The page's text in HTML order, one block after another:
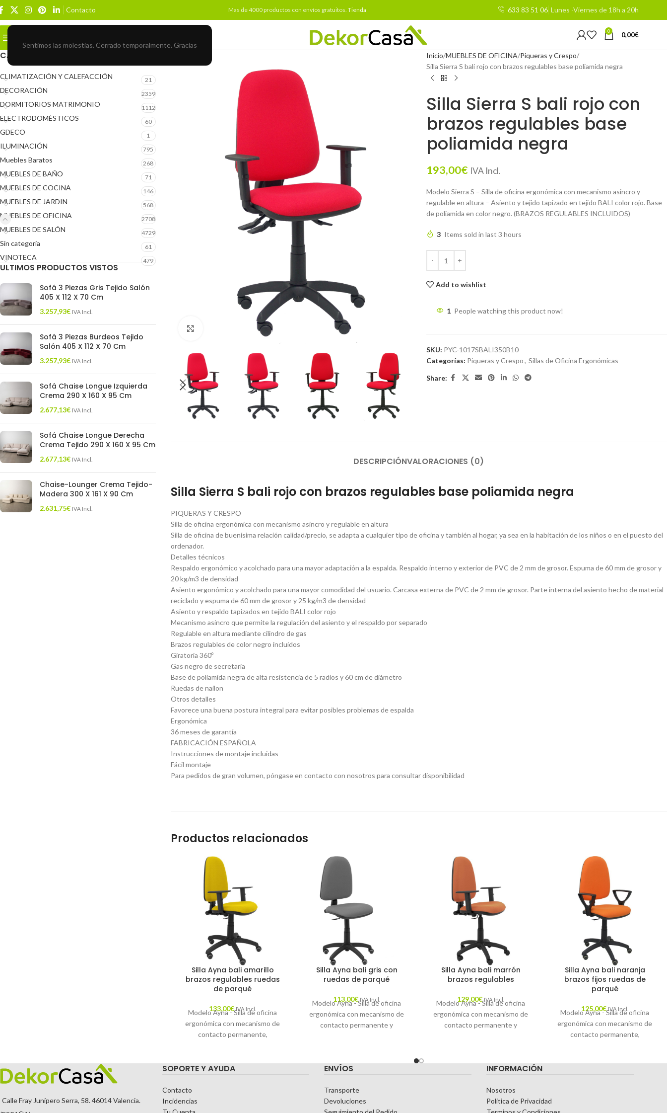
Sentimos las molestias. Cerrado temporalmente. Gracias
Contacto Mas de 4000 productos con envíos gratuitos. Tienda 633 83 51 06 Lunes -Viernes de 18h a 20h
0 0,00€
CATEGORÍAS DEL PRODUCTO
CLIMATIZACIÓN Y CALEFACCIÓN 21
DECORACIÓN 2359
DORMITORIOS MATRIMONIO 1112
ELECTRODOMÉSTICOS 60
GDECO 1
ILUMINACIÓN 795
Muebles Baratos 268
MUEBLES DE BAÑO 71
MUEBLES DE COCINA 146
MUEBLES DE JARDIN 568
MUEBLES DE OFICINA 2708
MUEBLES DE SALÓN 4729
Sin categoría 61
VINOTECA 479
ULTIMOS PRODUCTOS VISTOS
Sofá 3 Piezas Gris Tejido Salón
405 X 112 X 70 Cm
3.257,93€ IVA Incl.
Sofá 3 Piezas Burdeos Tejido
Salón 405 X 112 X 70 Cm
3.257,93€ IVA Incl.
Sofá Chaise Longue Izquierda
Crema 290 X 160 X 95 Cm
2.677,13€ IVA Incl.
Sofá Chaise Longue Derecha
Crema Tejido 290 X 160 X 95 Cm
2.677,13€ IVA Incl.
Chaise-Lounger Crema Tejido-
Madera 300 X 161 X 90 Cm
2.631,75€ IVA Incl.
Inicio MUEBLES DE OFICINA Piqueras y Crespo
Silla Sierra S bali rojo con brazos regulables base poliamida negra
Silla Sierra S bali rojo con
brazos regulables base
poliamida negra
193,00€ IVA Incl.
Modelo Sierra S – Silla de oficina ergonómica con mecanismo asincro y
regulable en altura – Asiento y tejido tapizado en tejido BALI color rojo. Base
de poliamida en color negro. (BRAZOS REGULABLES INCLUIDOS)
3 Items sold in last 3 hours
Add to wishlist
1 People watching this product now!
SKU: PYC-1017SBALI350B10
Categorías: Piqueras y Crespo, Sillas de Oficina Ergonómicas
Share:
DESCRIPCIÓNVALORACIONES (0)
Silla Sierra S bali rojo con brazos regulables base poliamida negra
PIQUERAS Y CRESPO
Silla de oficina ergonómica con mecanismo asincro y regulable en altura
Silla de oficina de buenísima relación calidad/precio, se adapta a cualquier tipo de oficina y también al hogar, ya sea en la habitación de los niños o en el puesto del
ordenador.
Detalles técnicos
Respaldo ergonómico y acolchado para una mayor adaptación a la espalda. Respaldo interno y exterior de PVC de 2 mm de grosor. Espuma de 60 mm de grosor y
20 kg/m3 de densidad
Asiento ergonómico y acolchado para una mayor comodidad del usuario. Carcasa externa de PVC de 2 mm de grosor. Parte interna del asiento hecho de material
reciclado y espuma de 60 mm de grosor y 25 kg/m3 de densidad
Asiento y respaldo tapizados en tejido BALI color rojo
Mecanismo asincro que permite la regulación del asiento y el respaldo por separado
Regulable en altura mediante cilindro de gas
Brazos regulables de color negro incluidos
Giratoria 360º
Gas negro de secretaria
Base de poliamida negra de alta resistencia de 5 radios y 60 cm de diámetro
Ruedas de nailon
Otros detalles
Favorece una buena postura integral para evitar posibles problemas de espalda
Ergonómica
36 meses de garantía
FABRICACIÓN ESPAÑOLA
Instrucciones de montaje incluidas
Fácil montaje
Para pedidos de gran volumen, póngase en contacto con nosotros para consultar disponibilidad
Productos relacionados
Silla Ayna bali amarillo
brazos regulables ruedas
de parqué
133,00€ IVA Incl.
Modelo Ayna - Silla de oficina
ergonómica con mecanismo de
contacto permanente,
tapizados en tejido BALI color
REGULABLES EN ALTURA)
Silla Ayna bali gris con
ruedas de parqué
113,00€ IVA Incl.
Modelo Ayna - Silla de oficina
ergonómica con mecanismo de
contacto permanente y
parqué
Silla Ayna bali marrón
brazos regulables
129,00€ IVA Incl.
Modelo Ayna - Silla de oficina
ergonómica con mecanismo de
contacto permanente y
REGULABLES EN ALTURA)
Silla Ayna bali naranja
brazos fijos ruedas de
parqué
125,00€ IVA Incl.
Modelo Ayna - Silla de oficina
ergonómica con mecanismo de
contacto permanente,
Calle Fray Junípero Serra, 58. 46014 Valencia.
SOPORTE Y AYUDA
Contacto
Incidencias
ENVÍOS
Transporte
Devoluciones
INFORMACIÓN
Nosotros
Politica de Privacidad